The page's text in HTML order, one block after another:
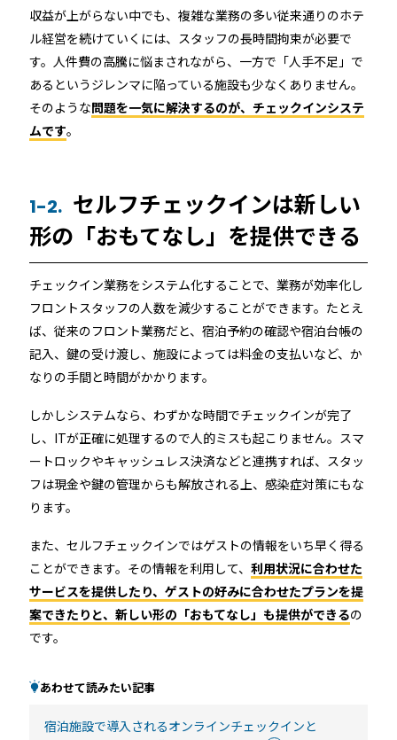
収益が上がらない中でも、複雑な業務の多い従来通りのホテ
ル経営を続けていくには、スタッフの長時間拘束が必要で
す。人件費の高騰に悩まされながら、一方で「人手不足」で
あるというジレンマに陥っている施設も少なくありません。
そのような問題を一気に解決するのが、チェックインシステ
ムです。
1-2. セルフチェックインは新しい
形の「おもてなし」を提供できる
チェックイン業務をシステム化することで、業務が効率化し
フロントスタッフの人数を減少することができます。たとえ
ば、従来のフロント業務だと、宿泊予約の確認や宿泊台帳の
記入、鍵の受け渡し、施設によっては料金の支払いなど、か
なりの手間と時間がかかります。
しかしシステムなら、わずかな時間でチェックインが完了
し、ITが正確に処理するので人的ミスも起こりません。スマ
ートロックやキャッシュレス決済などと連携すれば、スタッ
フは現金や鍵の管理からも解放される上、感染症対策にもな
ります。
また、セルフチェックインではゲストの情報をいち早く得る
ことができます。その情報を利用して、 利用状況に合わせた
サービスを提供したり、ゲストの好みに合わせたプランを提
案できたりと、新しい形の「おもてなし」も提供ができるの
です。
あわせて読みたい記事
宿泊施設で導入されるオンラインチェックインと
RemoteLOCK 9j-Q
TOBIRA
パートナー製品
製品の比較
オフィス
その他の業種
宿泊施設
レンタルスペース
店舗
オフィス
公共施設
その他の業種
運用イメージ
施工パートナー 一覧
全てのパートナー
東北
中部
近畿
中国
四国
九州
沖縄
お知らせ セミナー
特定商取引法に基づく表記
RemoteLOCKクラウドサービス利用規約
RemoteLOCK アプリダウンロード